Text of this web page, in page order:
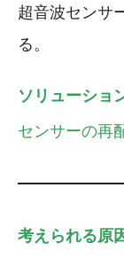
超音波センサ
る。
ソリューショ
センサーの再
考えられる原